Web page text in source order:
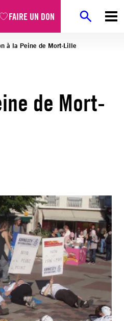
FAIRE UN DON
à la Peine de Mort-Lille
de Mort-